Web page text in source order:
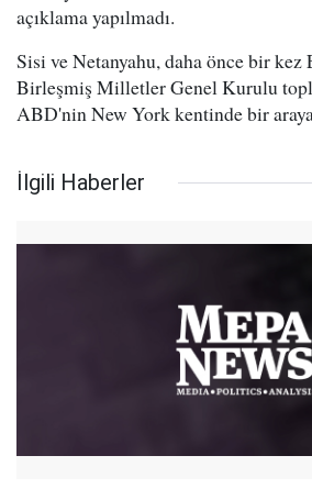
açıklama yapılmadı.
Sisi ve Netanyahu, daha önce bir kez
Birleşmiş Milletler Genel Kurulu
ABD'nin New York kentinde bir
İlgili Haberler